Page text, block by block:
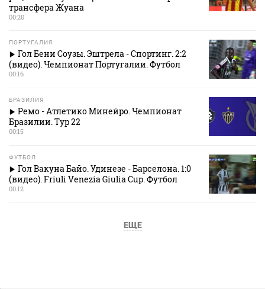
трансфера Жуана
00:20
ПОРТУГАЛИЯ
Гол Бени Соузы. Эштрела - Спортинг. 2:2
(видео). Чемпионат Португалии. Футбол
00:16
БРАЗИЛИЯ
Ремо - Атлетико Минейро. Чемпионат
Бразилии. Тур 22
00:15
ФУТБОЛ
Гол Вакуна Байо. Удинезе - Барселона. 1:0
(видео). Friuli Venezia Giulia Cup. Футбол
00:12
ЕЩЕ